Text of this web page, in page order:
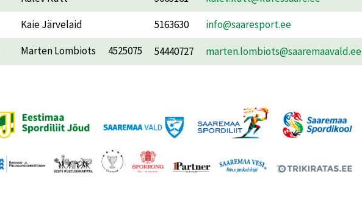
Kaie Järvelaid
5163630
info@saaresport.ee
Marten Lombiots 4525075 54440727 marten.lombiots@saaremaavald.ee